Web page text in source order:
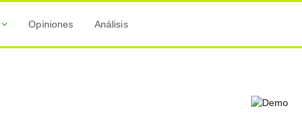
Opiniones Análisis